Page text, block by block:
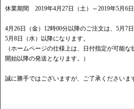
休業期間 2019年4月27日（土）～2019年5月6日
4月26日（金）12時00分以降のご注文は、5月7
5月8日（水）以降になります。
（ホームページの仕様上は、日付指定が可能
開始以降の発送となります。）
誠に勝手ではございますが、ご了承くださいま